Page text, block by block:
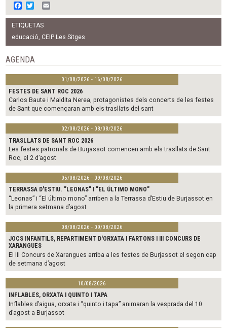
F
a
c
e
b
o
o
k
w
i
t
t
e
m
l
ETIQUETAS
educació, CEIP Les Sitges
AGENDA
01/08/2026 - 16/08/2026
FESTES DE SANT ROC 2026
Carlos Baute i Maldita Nerea, protagonistes dels concerts de les festes
de Sant que començaran amb els trasllats del sant
02/08/2026 - 08/08/2026
TRASLLATS DE SANT ROC 2026
Les festes patronals de Burjassot comencen amb els trasllats de Sant
Roc, el 2 d’agost
05/08/2026 - 09/08/2026
TERRASSA D'ESTIU. "LEONAS" I "EL ÚLTIMO MONO"
“Leonas” i “El último mono” arriben a la Terrassa d’Estiu de Burjassot en
la primera setmana d’agost
08/08/2026 - 09/08/2026
JOCS INFANTILS, REPARTIMENT D'ORXATA I FARTONS I III CONCURS DE
XARANGUES
El III Concurs de Xarangues arriba a les festes de Burjassot el segon cap
de setmana d’agost
10/08/2026
INFLABLES, ORXATA I QUINTO I TAPA
Inflables d’aigua, orxata i “quinto i tapa” animaran la vesprada del 10
d’agost a Burjassot